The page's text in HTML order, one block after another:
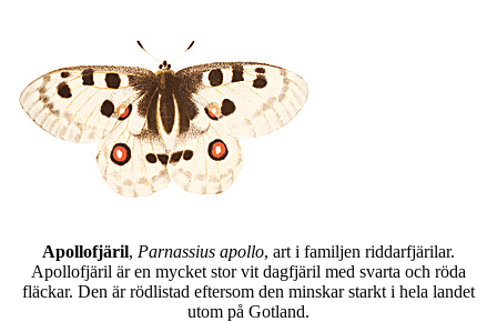
Apollofjäril, Parnassius apollo, art i familjen riddarfjärilar.
Apollofjäril är en mycket stor vit dagfjäril med svarta och röda
fläckar. Den är rödlistad eftersom den minskar starkt i hela landet
utom på Gotland.